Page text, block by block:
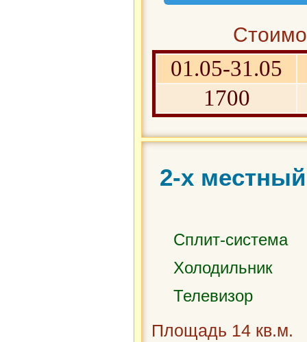
01.05-31.05
1700
2-х
Сплит-система
Холодильник
Телевизор
Площадь 14 кв.м.